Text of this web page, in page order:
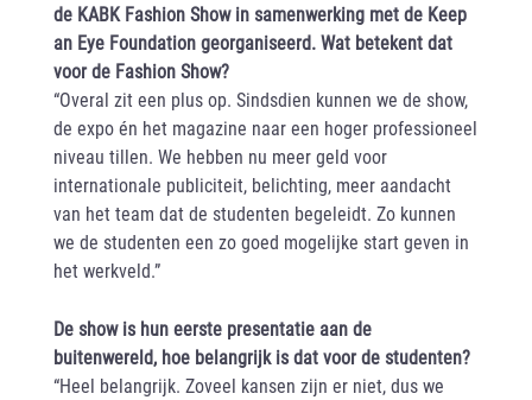
de KABK Fashion Show in samenwerking met de Keep
an Eye Foundation georganiseerd. Wat betekent dat
voor de Fashion Show?
“Overal zit een plus op. Sindsdien kunnen we de show,
de expo én het magazine naar een hoger professioneel
niveau tillen. We hebben nu meer geld voor
internationale publiciteit, belichting, meer aandacht
van het team dat de studenten begeleidt. Zo kunnen
we de studenten een zo goed mogelijke start geven in
het werkveld.”
De show is hun eerste presentatie aan de
buitenwereld, hoe belangrijk is dat voor de studenten?
“Heel belangrijk. Zoveel kansen zijn er niet, dus we